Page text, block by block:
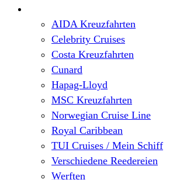
AIDA Kreuzfahrten
Celebrity Cruises
Costa Kreuzfahrten
Cunard
Hapag-Lloyd
MSC Kreuzfahrten
Norwegian Cruise Line
Royal Caribbean
TUI Cruises / Mein Schiff
Verschiedene Reedereien
Werften